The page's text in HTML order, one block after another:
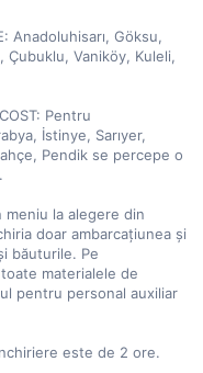
Anadoluhisarı, Göksu,
Çubuklu, Vaniköy, Kuleli,
Pentru
İstinye, Sarıyer,
Pendik se percepe o
meniu la alegere din
doar ambarcațiunea și
băuturile. Pe
materialele de
pentru personal auxiliar
este de 2 ore.